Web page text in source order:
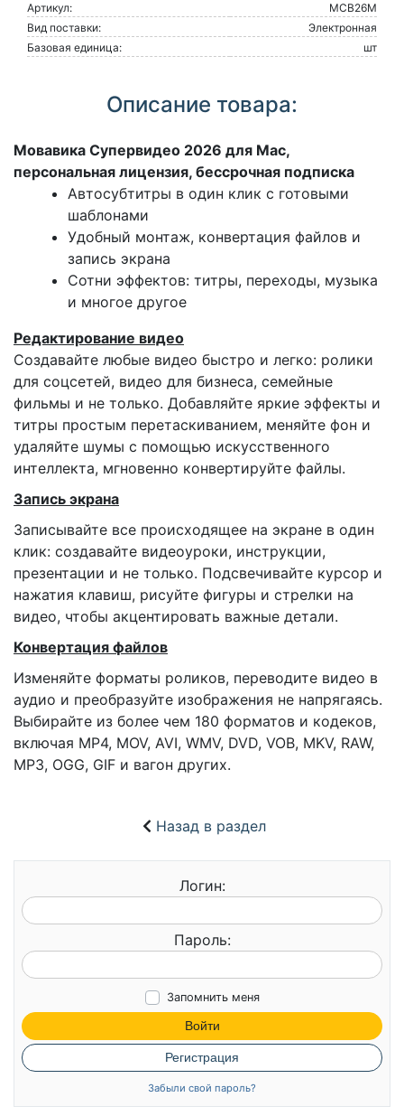
Артикул:
МСВ26М
Вид поставки:
Электронная
Базовая единица:
шт
Описание товара:
Мовавика Супервидео 2026 для Мас,
персональная лицензия, бессрочная подписка
Автосубтитры в один клик с готовыми
шаблонами
Удобный монтаж, конвертация файлов и
запись экрана
Сотни эффектов: титры, переходы, музыка
и многое другое
Редактиро­вание видео
Создавайте любые видео быстро и легко: ролики
для соцсетей, видео для бизнеса, семейные
фильмы и не только. Добавляйте яркие эффекты и
титры простым перетаскиванием, меняйте фон и
удаляйте шумы с помощью искусственного
интеллекта, мгновенно конвертируйте файлы.
Запись экрана
Записывайте все происходящее на экране в один
клик: создавайте видеоуроки, инструкции,
презентации и не только. Подсвечивайте курсор и
нажатия клавиш, рисуйте фигуры и стрелки на
видео, чтобы акцентировать важные детали.
Конвертация файлов
Изменяйте форматы роликов, переводите видео в
аудио и преобразуйте изображения не напрягаясь.
Выбирайте из более чем 180 форматов и кодеков,
включая MP4, MOV, AVI, WMV, DVD, VOB, MKV, RAW,
MP3, OGG, GIF и вагон других.
Назад в раздел
Логин:
Пароль:
Запомнить меня
Войти
Регистрация
Забыли свой пароль?